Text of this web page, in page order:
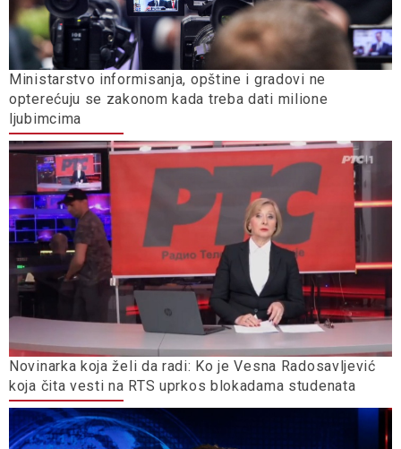
Ministarstvo informisanja, opštine i gradovi ne
opterećuju se zakonom kada treba dati milione
ljubimcima
Novinarka koja želi da radi: Ko je Vesna Radosavljević
koja čita vesti na RTS uprkos blokadama studenata